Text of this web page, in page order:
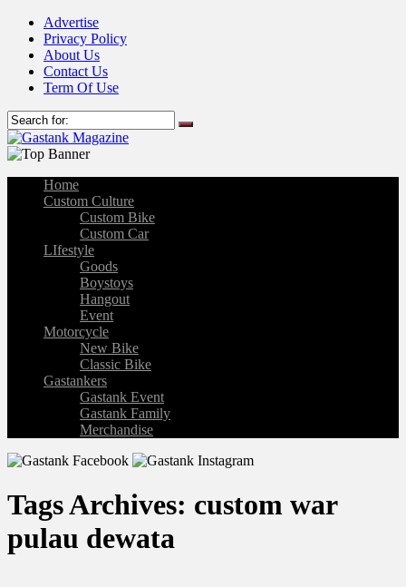
Advertise
Privacy Policy
About Us
Contact Us
Term Of Use
Home
Custom Culture
Custom Bike
Custom Car
LIfestyle
Goods
Boystoys
Hangout
Event
Motorcycle
New Bike
Classic Bike
Gastankers
Gastank Event
Gastank Family
Merchandise
Tags Archives: custom war
pulau dewata